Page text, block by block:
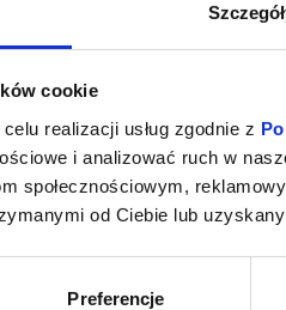
cookie
realizacji usług zgodnie z
i analizować ruch w
społecznościowym,
od Ciebie lub
Preferencje
kup bilet
SPIDER-MAN.